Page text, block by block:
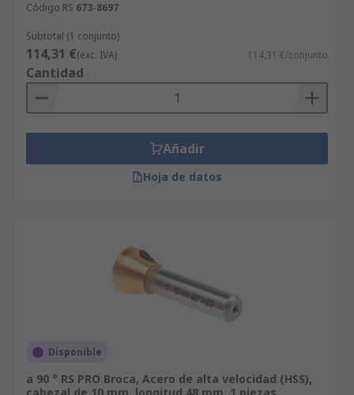
Código RS 673-8697
Subtotal (1 conjunto)
114,31 €(exc. IVA) 114,31 €/conjunto
Cantidad
Añadir
Hoja de datos
Disponible
a 90 ° RS PRO Broca, Acero de alta velocidad (HSS),